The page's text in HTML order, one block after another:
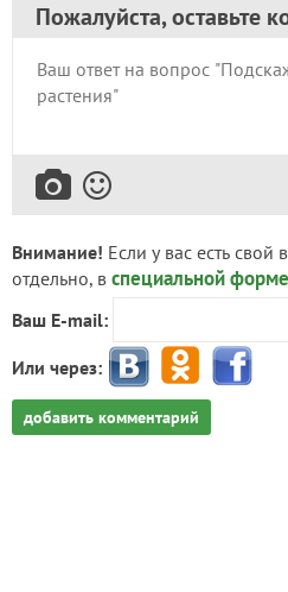
Пожалуйста, оставьте
Внимание! Если у вас есть свой
отдельно, в специальной форме
Ваш E-mail:
Или через:
добавить комментарий